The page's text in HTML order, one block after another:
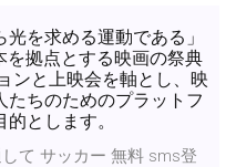
光を求める運動である」
を拠点とする映画の祭典
ンと上映会を軸とし、映
ちのためのプラットフ
とします。
て サッカー 無料 sms登